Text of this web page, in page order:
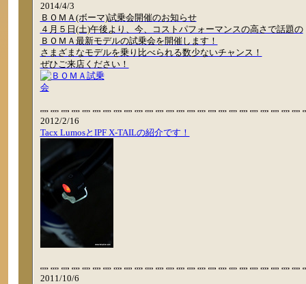
2014/4/3
ＢＯＭＡ(ボーマ)試乗会開催のお知らせ
４月５日(土)午後より、今、コストパフォーマンスの高さで話題の
ＢＯＭＡ最新モデルの試乗会を開催します！
さまざまなモデルを乗り比べられる数少ないチャンス！
ぜひご来店ください！
2012/2/16
Tacx LumosとIPF X-TAILの紹介です！
2011/10/6